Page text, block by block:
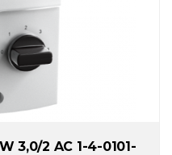
3,0/2 AC 1-4-0101-